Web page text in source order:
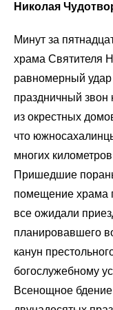
Николая
Минут за
храма Святителя
равномерный удар
праздничный
из окрестных
что
многих
Пришедшие
помещение храма
все ожидали
планировавшего
канун
богослужебному
Всенощное